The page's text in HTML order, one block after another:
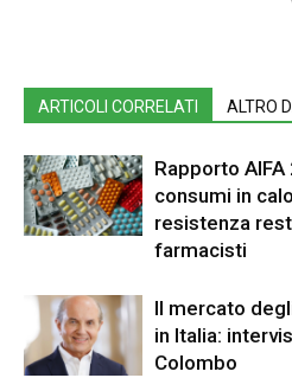
ARTICOLI CORRELATI ALTRO
Rapporto
consumi in
resistenza
farmacisti
Il mercato
in Italia:
Colombo